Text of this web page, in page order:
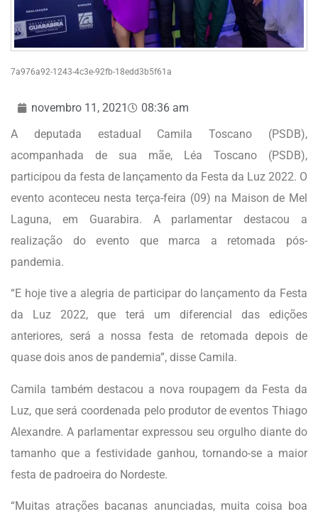
7a976a92-1243-4c3e-92fb-18edd3b5f61a
novembro 11, 2021
08:36 am
A deputada estadual Camila Toscano (PSDB),
acompanhada de sua mãe, Léa Toscano (PSDB),
participou da festa de lançamento da Festa da Luz 2022. O
evento aconteceu nesta terça-feira (09) na Maison de Mel
Laguna, em Guarabira. A parlamentar destacou a
realização do evento que marca a retomada pós-
pandemia.
“E hoje tive a alegria de participar do lançamento da Festa
da Luz 2022, que terá um diferencial das edições
anteriores, será a nossa festa de retomada depois de
quase dois anos de pandemia”, disse Camila.
Camila também destacou a nova roupagem da Festa da
Luz, que será coordenada pelo produtor de eventos Thiago
Alexandre. A parlamentar expressou seu orgulho diante do
tamanho que a festividade ganhou, tornando-se a maior
festa de padroeira do Nordeste.
“Muitas atrações bacanas anunciadas, muita coisa boa